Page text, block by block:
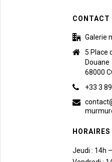
CONTACT
Galerie
5 Place
Douane
68000
+33 3
HORAIRES
Jeudi : 14h